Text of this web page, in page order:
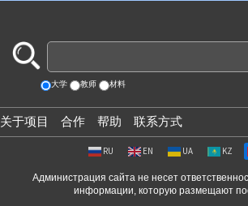
大学 教师 材料
关于项目 合作 帮助 联系方式
RU EN UA KZ
Администрация сайта не несет
информации, которую размещают